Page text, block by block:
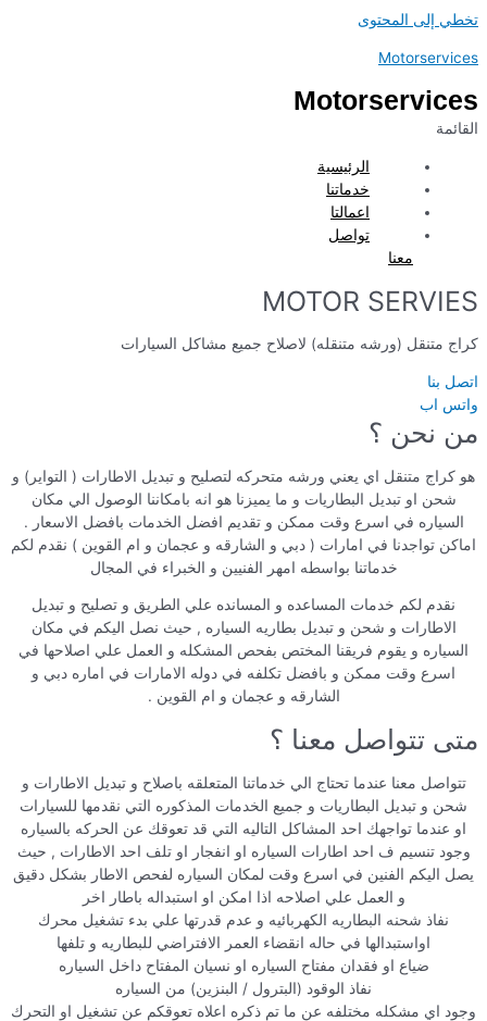
تخطي إلى المحتوى
Motorservices
Motorservices
القائمة
الرئيسية
خدماتنا
اعمالتا
تواصل
معنا
MOTOR SERVIES
كراج متنقل (ورشه متنقله) لاصلاح جميع مشاكل السيارات
اتصل بنا
واتس اب
من نحن ؟
هو كراج متنقل اي يعني ورشه متحركه لتصليح و تبديل الاطارات ( التواير) و
شحن او تبديل البطاريات و ما يميزنا هو انه بامكاننا الوصول الي مكان
السياره في اسرع وقت ممكن و تقديم افضل الخدمات بافضل الاسعار .
اماكن تواجدنا في امارات ( دبي و الشارقه و عجمان و ام القوين ) نقدم لكم
خدماتنا بواسطه امهر الفنيين و الخبراء في المجال
نقدم لكم خدمات المساعده و المسانده علي الطريق و تصليح و تبديل
الاطارات و شحن و تبديل بطاريه السياره , حيث نصل اليكم في مكان
السياره و يقوم فريقنا المختص بفحص المشكله و العمل علي اصلاحها في
اسرع وقت ممكن و بافضل تكلفه في دوله الامارات في اماره دبي و
الشارقه و عجمان و ام القوين .
متى تتواصل معنا ؟
تتواصل معنا عندما تحتاج الي خدماتنا المتعلقه باصلاح و تبديل الاطارات و
شحن و تبديل البطاريات و جميع الخدمات المذكوره التي نقدمها للسيارات
او عندما تواجهك احد المشاكل التاليه التي قد تعوقك عن الحركه بالسياره
وجود تنسيم ف احد اطارات السياره او انفجار او تلف احد الاطارات , حيث
يصل اليكم الفنين في اسرع وقت لمكان السياره لفحص الاطار بشكل دقيق
و العمل علي اصلاحه اذا امكن او استبداله باطار اخر
نفاذ شحنه البطاريه الكهربائيه و عدم قدرتها علي بدء تشغيل محرك
اواستبدالها في حاله انقضاء العمر الافتراضي للبطاريه و تلفها
ضياع او فقدان مفتاح السياره او نسيان المفتاح داخل السياره
نفاذ الوقود (البترول / البنزين) من السياره
وجود اي مشكله مختلفه عن ما تم ذكره اعلاه تعوقكم عن تشغيل او التحرك